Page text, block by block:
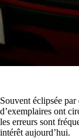
Souvent éclipsée
d’exemplaires ont
les erreurs sont
intérêt aujourd’hui.